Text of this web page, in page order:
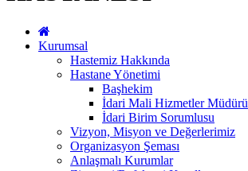
Kurumsal
Hastemiz Hakkında
Hastane Yönetimi
Başhekim
İdari Mali Hizmetler Müdürü
İdari Birim Sorumlusu
Vizyon, Misyon ve Değerlerimiz
Organizasyon Şeması
Anlaşmalı Kurumlar